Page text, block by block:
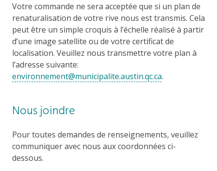
Votre commande ne sera acceptée que si un plan de
renaturalisation de votre rive nous est transmis. Cela
peut être un simple croquis à l’échelle réalisé à partir
d’une image satellite ou de votre certificat de
localisation. Veuillez nous transmettre votre plan à
l’adresse suivante:
environnement@municipalite.austin.qc.ca.
Nous joindre
Pour toutes demandes de renseignements, veuillez
communiquer avec nous aux coordonnées ci-
dessous.